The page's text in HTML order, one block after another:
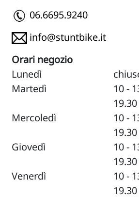
06.6695.9240
info@stuntbike.it
Orari negozio
Lunedì
Martedì
10 -
19.30
Mercoledì
10 -
19.30
Giovedì
10 -
19.30
Venerdì
10 -
19.30